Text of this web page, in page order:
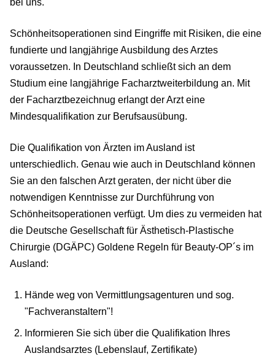
bei uns.
Schönheitsoperationen sind Eingriffe mit Risiken, die eine
fundierte und langjährige Ausbildung des Arztes
voraussetzen. In Deutschland schließt sich an dem
Studium eine langjährige Facharztweiterbildung an. Mit
der Facharztbezeichnug erlangt der Arzt eine
Mindesqualifikation zur Berufsausübung.
Die Qualifikation von Ärzten im Ausland ist
unterschiedlich. Genau wie auch in Deutschland können
Sie an den falschen Arzt geraten, der nicht über die
notwendigen Kenntnisse zur Durchführung von
Schönheitsoperationen verfügt. Um dies zu vermeiden hat
die Deutsche Gesellschaft für Ästhetisch-Plastische
Chirurgie (DGÄPC) Goldene Regeln für Beauty-OP´s im
Ausland:
Hände weg von Vermittlungsagenturen und sog.
"Fachveranstaltern"!
Informieren Sie sich über die Qualifikation Ihres
Auslandsarztes (Lebenslauf, Zertifikate)